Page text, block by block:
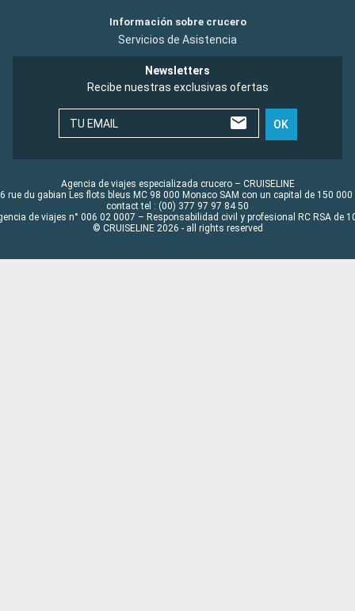
Información sobre crucero
Servicios de Asistencia
Newsletters
Recibe nuestras exclusivas ofertas
TU EMAIL OK
Agencia de viajes especializada crucero – CRUISELINE
rue du gabian Les flots bleus MC 98 000 Monaco SAM con un capital de 150 000
contact tel : (00) 377 97 97 84 50
de viajes n° 006 02 0007 – Responsabilidad civil y profesional RC RSA de
© CRUISELINE 2026 - all rights reserved